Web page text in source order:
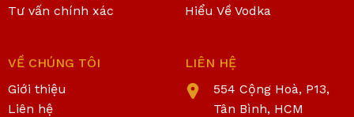
Tư vấn chính xác
Hiểu Về Vodka
VỀ CHÚNG TÔI
Giới thiệu
Liên hệ
LIÊN HỆ
554 Cộng Hoà, P13,
Tân Bình, HCM